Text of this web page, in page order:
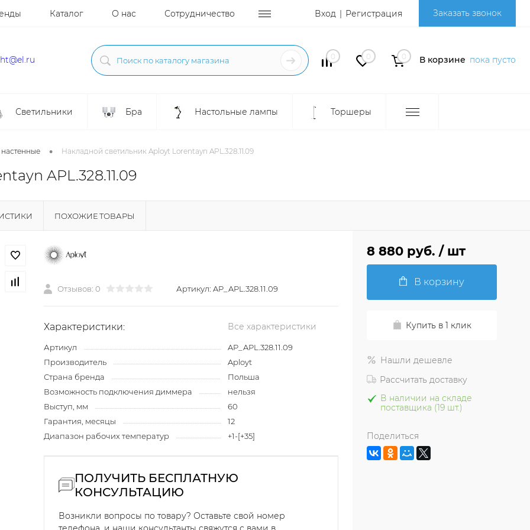
Каталог О нас Сотрудничество Вход Регистрация Заказать звонок
0 0 0 В корзине пока пусто
Светильники Бра Настольные лампы Торшеры
• Накладной светильник Aployt Lorentayn APL.328.11.09
APL.328.11.09
ПОХОЖИЕ ТОВАРЫ
Отзывов: 0 Артикул: AP_APL.328.11.09
Характеристики: Все характеристики
Артикул
AP_APL.328.11.09
Производитель
Aployt
Страна бренда
Польша
Возможность подключения диммера
нельзя
Выступ, мм
60
Гарантия, месяцы
12
Диапазон рабочих температур
+1-[+35]
ПОЛУЧИТЬ БЕСПЛАТНУЮ
КОНСУЛЬТАЦИЮ
Возникли вопросы по товару? Оставьте свой номер
8 880 руб. / шт
В корзину
Купить в 1 клик
Нашли дешевле
Рассчитать доставку
В наличии на складе
поставщика (19 шт.)
Поделиться